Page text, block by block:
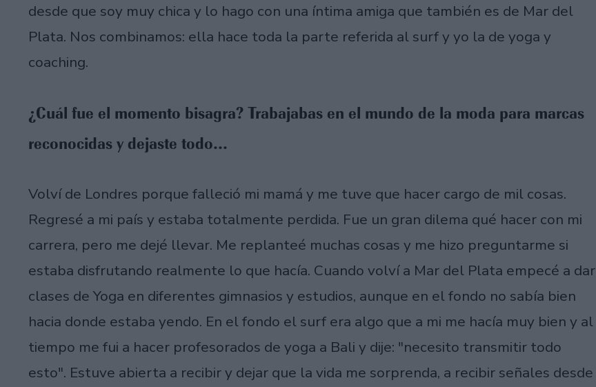
desde que soy muy chica y lo hago con una íntima amiga que también es de Mar del
Plata. Nos combinamos: ella hace toda la parte referida al surf y yo la de yoga y
coaching.
¿Cuál fue el momento bisagra? Trabajabas en el mundo de la moda para marcas
reconocidas y dejaste todo...
Volví de Londres porque falleció mi mamá y me tuve que hacer cargo de mil cosas.
Regresé a mi país y estaba totalmente perdida. Fue un gran dilema qué hacer con mi
carrera, pero me dejé llevar. Me replanteé muchas cosas y me hizo preguntarme si
estaba disfrutando realmente lo que hacía. Cuando volví a Mar del Plata empecé a dar
clases de Yoga en diferentes gimnasios y estudios, aunque en el fondo no sabía bien
hacia donde estaba yendo. En el fondo el surf era algo que a mi me hacía muy bien y al
tiempo me fui a hacer profesorados de yoga a Bali y dije: "necesito transmitir todo
esto". Estuve abierta a recibir y dejar que la vida me sorprenda, a recibir señales desde